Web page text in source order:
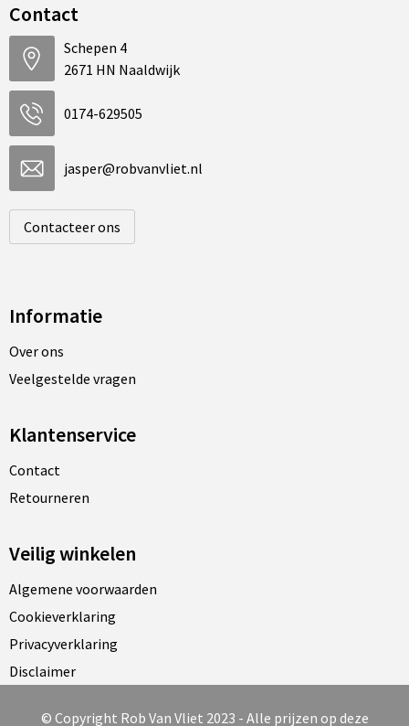
Contact
Schepen 4
2671 HN Naaldwijk
0174-629505
jasper@robvanvliet.nl
Contacteer ons
Informatie
Over ons
Veelgestelde vragen
Klantenservice
Contact
Retourneren
Veilig winkelen
Algemene voorwaarden
Cookieverklaring
Privacyverklaring
Disclaimer
© Copyright Rob Van Vliet 2023 - Alle prijzen op deze